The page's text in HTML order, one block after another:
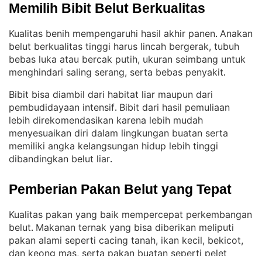
Memilih Bibit Belut Berkualitas
Kualitas benih mempengaruhi hasil akhir panen. Anakan
belut berkualitas tinggi harus lincah bergerak, tubuh
bebas luka atau bercak putih, ukuran seimbang untuk
menghindari saling serang, serta bebas penyakit.
Bibit bisa diambil dari habitat liar maupun dari
pembudidayaan intensif. Bibit dari hasil pemuliaan
lebih direkomendasikan karena lebih mudah
menyesuaikan diri dalam lingkungan buatan serta
memiliki angka kelangsungan hidup lebih tinggi
dibandingkan belut liar.
Pemberian Pakan Belut yang Tepat
Kualitas pakan yang baik mempercepat perkembangan
belut. Makanan ternak yang bisa diberikan meliputi
pakan alami seperti cacing tanah, ikan kecil, bekicot,
dan keong mas, serta pakan buatan seperti pelet